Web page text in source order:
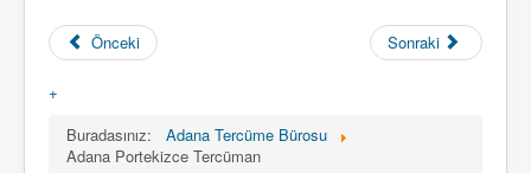
Önceki Sonraki
+
Buradasınız:
Adana Tercüme Bürosu
Adana Portekizce Tercüman